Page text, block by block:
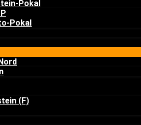
Pokal
Pokal
(F)